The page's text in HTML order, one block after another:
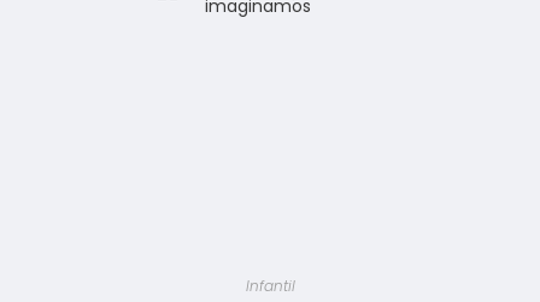
Infantil